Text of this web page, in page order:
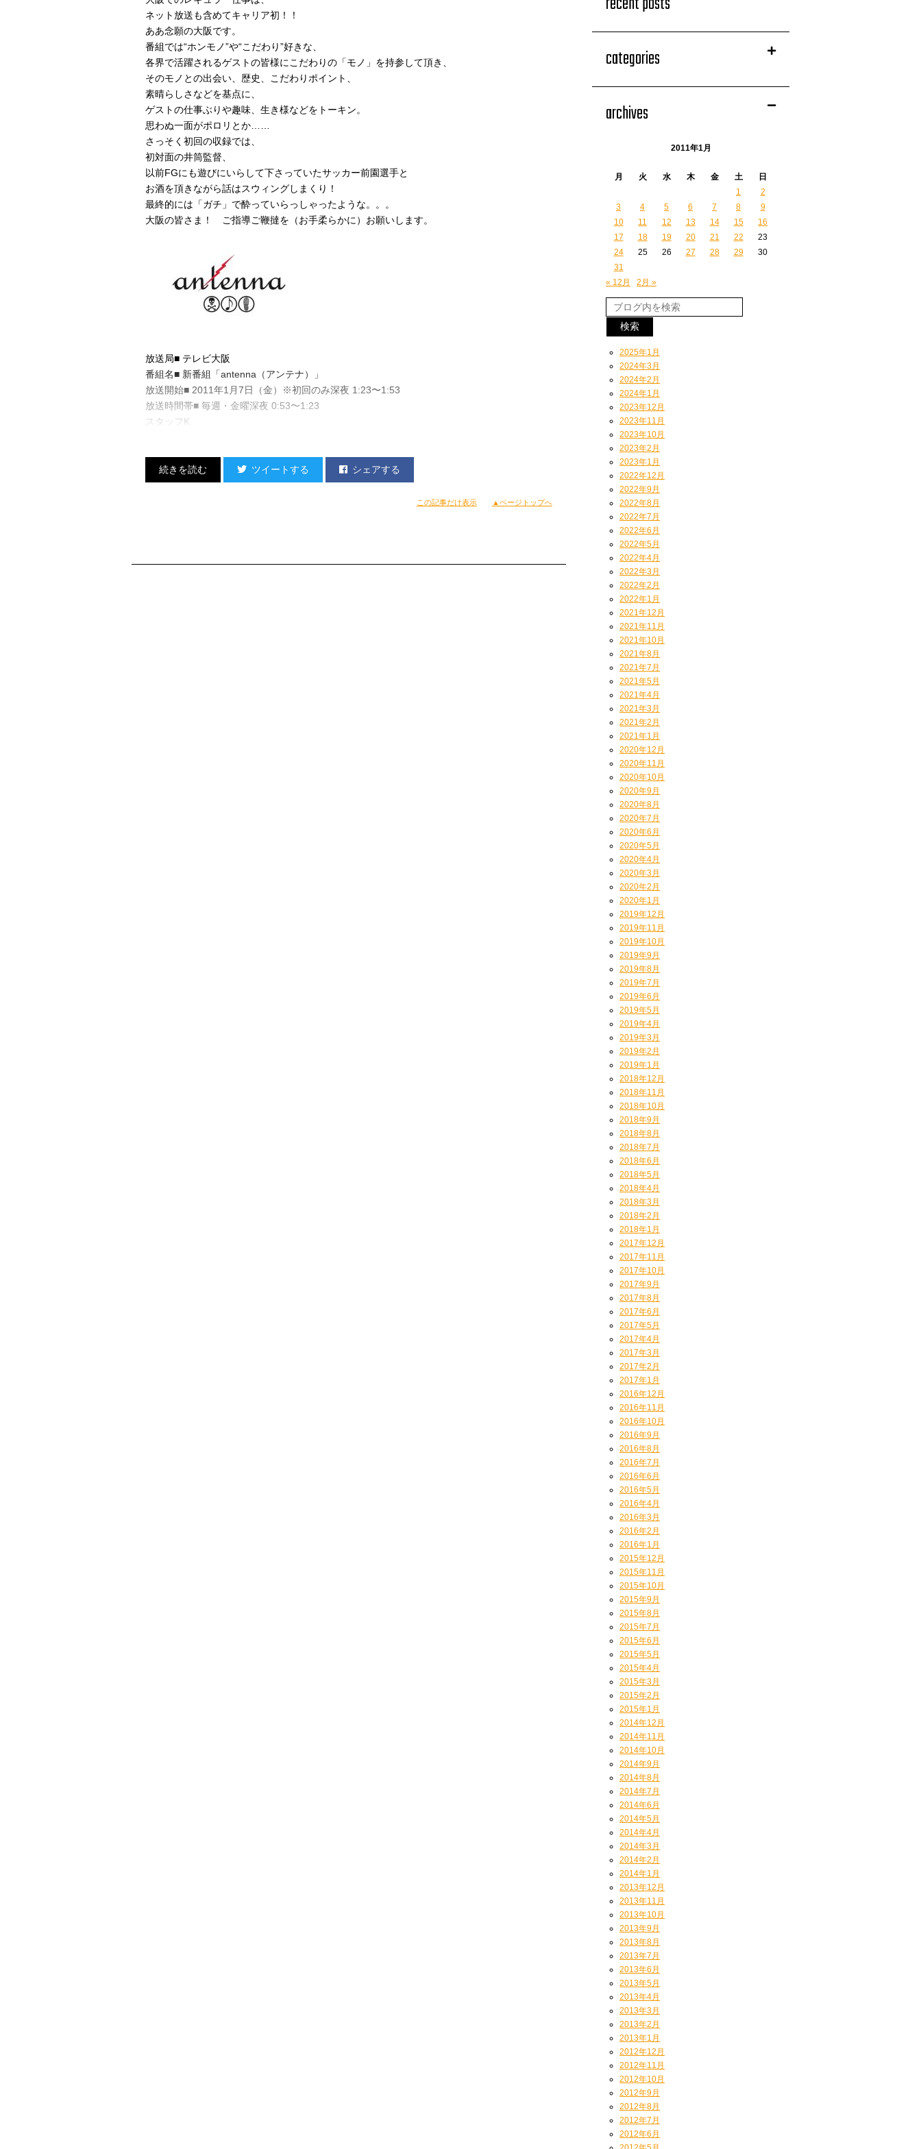
ネット放送も含めてキャリア初！！
ああ念願の大阪です。
番組では“ホンモノ”や“こだわり”好きな、
各界で活躍されるゲストの皆様にこだわりの「モノ」を持参して頂き、
そのモノとの出会い、歴史、こだわりポイント、
素晴らしさなどを基点に、
ゲストの仕事ぶりや趣味、生き様などをトーキン。
思わぬ一面がポロリとか……
さっそく初回の収録では、
初対面の井筒監督、
以前FGにも遊びにいらして下さっていたサッカー前園選手と
お酒を頂きながら話はスウィングしまくり！
最終的には「ガチ」で酔っていらっしゃったような。。。
大阪の皆さま！ ご指導ご鞭撻を（お手柔らかに）お願いします。
放送局■ テレビ大阪
番組名■ 新番組「antenna（アンテナ）」
放送開始■ 2011年1月7日（金）※初回のみ深夜 1:23〜1:53
放送時間帯■ 毎週・金曜深夜 0:53〜1:23
スタッフK
ツイートする シェアする
この記事だけ表示 ▲ページトップへ
categories
archives
2011年1月
月 火 水 木 金 土
日
1
2
3
4 5 6 7 8
9
10
11 12 13 14 15
16
17
18 19 20 21 22
23
24
25 26 27 28 29
30
31
« 12月
2月 »
2025年1月
2024年3月
2024年2月
2024年1月
2023年12月
2023年11月
2023年10月
2023年2月
2023年1月
2022年12月
2022年9月
2022年8月
2022年7月
2022年6月
2022年5月
2022年4月
2022年3月
2022年2月
2022年1月
2021年12月
2021年11月
2021年10月
2021年8月
2021年7月
2021年5月
2021年4月
2021年3月
2021年2月
2021年1月
2020年12月
2020年11月
2020年10月
2020年9月
2020年8月
2020年7月
2020年6月
2020年5月
2020年4月
2020年3月
2020年2月
2020年1月
2019年12月
2019年11月
2019年10月
2019年9月
2019年8月
2019年7月
2019年6月
2019年5月
2019年4月
2019年3月
2019年2月
2019年1月
2018年12月
2018年11月
2018年10月
2018年9月
2018年8月
2018年7月
2018年6月
2018年5月
2018年4月
2018年3月
2018年2月
2018年1月
2017年12月
2017年11月
2017年10月
2017年9月
2017年8月
2017年6月
2017年5月
2017年4月
2017年3月
2017年2月
2017年1月
2016年12月
2016年11月
2016年10月
2016年9月
2016年8月
2016年7月
2016年6月
2016年5月
2016年4月
2016年3月
2016年2月
2016年1月
2015年12月
2015年11月
2015年10月
2015年9月
2015年8月
2015年7月
2015年6月
2015年5月
2015年4月
2015年3月
2015年2月
2015年1月
2014年12月
2014年11月
2014年10月
2014年9月
2014年8月
2014年7月
2014年6月
2014年5月
2014年4月
2014年3月
2014年2月
2014年1月
2013年12月
2013年11月
2013年10月
2013年9月
2013年8月
2013年7月
2013年6月
2013年5月
2013年4月
2013年3月
2013年2月
2013年1月
2012年12月
2012年11月
2012年10月
2012年9月
2012年8月
2012年7月
2012年6月